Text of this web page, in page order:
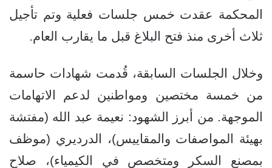
المحكمة عقدت خمس جلسات فعلية وتم تأجيل
ثلاث أخرى منذ فتح البلاغ قبل ما يقارب العام.
وخلال الجلسات السابقة، قُدمت شهادات حاسمة
من خمسة مختصين ومواطنين لدعم الاتهامات
الموجهة. من أبرز الشهود: نعيمة عبد الله (مفتشة
بهيئة المواصفات والمقاييس)، الدرديري (موظف
بمصنع السكر ومتخصص في الكيمياء)، صلاح